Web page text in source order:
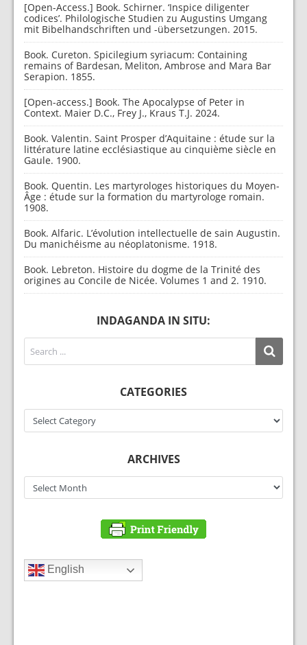
[Open-Access.] Book. Schirner. ‘Inspice diligenter
codices’. Philologische Studien zu Augustins Umgang
mit Bibelhandschriften und -übersetzungen. 2015.
Book. Cureton. Spicilegium syriacum: Containing
remains of Bardesan, Meliton, Ambrose and Mara Bar
Serapion. 1855.
[Open-access.] Book. The Apocalypse of Peter in
Context. Maier D.C., Frey J., Kraus T.J. 2024.
Book. Valentin. Saint Prosper d’Aquitaine : étude sur la
littérature latine ecclésiastique au cinquième siècle en
Gaule. 1900.
Book. Quentin. Les martyrologes historiques du Moyen-
Âge : étude sur la formation du martyrologe romain.
1908.
Book. Alfaric. L’évolution intellectuelle de sain Augustin.
Du manichéisme au néoplatonisme. 1918.
Book. Lebreton. Histoire du dogme de la Trinité des
origines au Concile de Nicée. Volumes 1 and 2. 1910.
INDAGANDA IN SITU:
CATEGORIES
Categories
ARCHIVES
Archives
English